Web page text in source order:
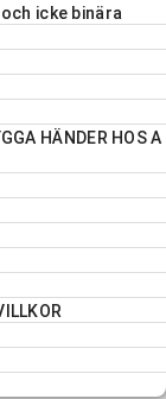
icke binära
HÄNDER HOS A